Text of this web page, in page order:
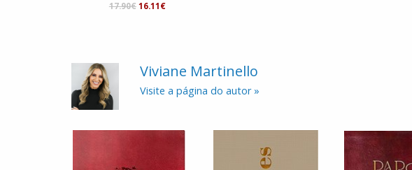
17.90€ 16.11€
Viviane Martinello
Visite a página do autor »